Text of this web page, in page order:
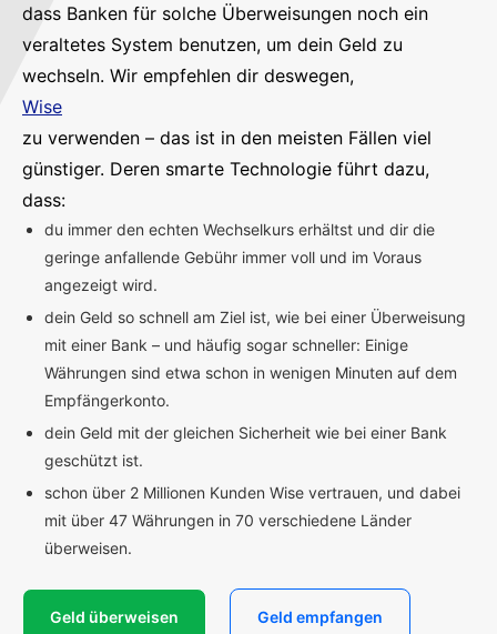
dass Banken für solche Überweisungen noch ein
veraltetes System benutzen, um dein Geld zu
wechseln. Wir empfehlen dir deswegen,
Wise
zu verwenden – das ist in den meisten Fällen viel
günstiger. Deren smarte Technologie führt dazu,
dass:
du immer den echten Wechselkurs erhältst und dir die
geringe anfallende Gebühr immer voll und im Voraus
angezeigt wird.
dein Geld so schnell am Ziel ist, wie bei einer Überweisung
mit einer Bank – und häufig sogar schneller: Einige
Währungen sind etwa schon in wenigen Minuten auf dem
Empfängerkonto.
dein Geld mit der gleichen Sicherheit wie bei einer Bank
geschützt ist.
schon über 2 Millionen Kunden Wise vertrauen, und dabei
mit über 47 Währungen in 70 verschiedene Länder
überweisen.
Geld überweisen Geld empfangen